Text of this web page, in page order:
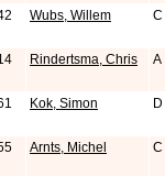
Wubs, Willem C
Rindertsma, Chris A
Kok, Simon D
Arnts, Michel C